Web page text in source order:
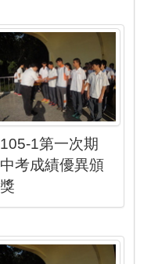
105-1第一次期
中考成績優異頒
獎